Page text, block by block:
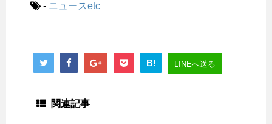
- ニュースetc
B! LINEへ送る
関連記事